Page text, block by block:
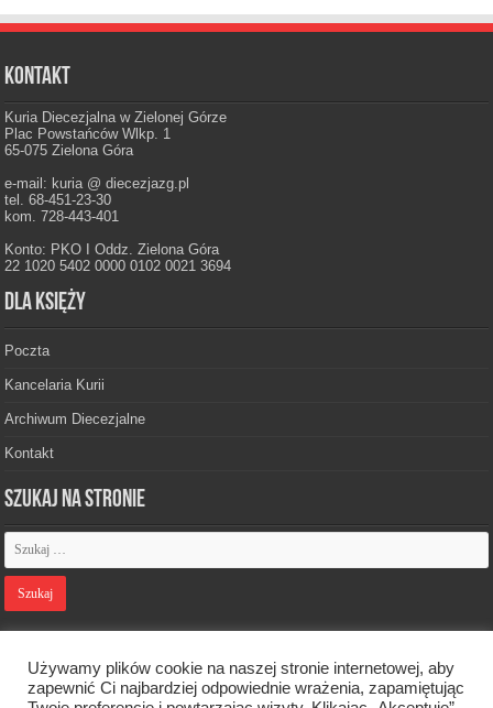
Kontakt
Kuria Diecezjalna w Zielonej Górze
Plac Powstańców Wlkp. 1
65-075 Zielona Góra
e-mail: kuria @ diecezjazg.pl
tel. 68-451-23-30
kom. 728-443-401
Konto: PKO I Oddz. Zielona Góra
22 1020 5402 0000 0102 0021 3694
Dla księży
Poczta
Kancelaria Kurii
Archiwum Diecezjalne
Kontakt
Szukaj na stronie
Używamy plików cookie na naszej stronie internetowej, aby
zapewnić Ci najbardziej odpowiednie wrażenia, zapamiętując